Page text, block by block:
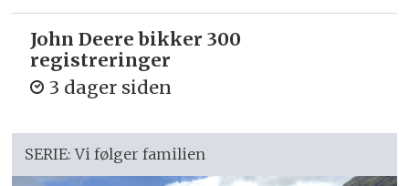
John Deere bikker 300
registreringer
3 dager siden
SERIE: Vi følger familien